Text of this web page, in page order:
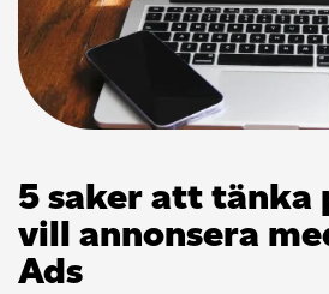
5 saker att tänka
vill annonsera
Ads